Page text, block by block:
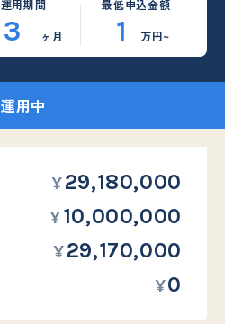
運用期間
3 ヶ月
最低申込金額
1 万円~
運用中
29,180,000
10,000,000
29,170,000
0